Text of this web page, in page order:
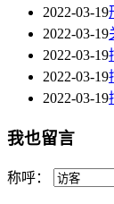
2022-03-19
2022-03-19
2022-03-19
2022-03-19
2022-03-19
我也留言
称呼：